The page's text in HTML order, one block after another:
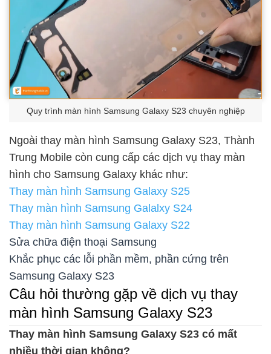
Quy trình màn hình Samsung Galaxy S23 chuyên nghiệp
Ngoài thay màn hình Samsung Galaxy S23, Thành
Trung Mobile còn cung cấp các dịch vụ thay màn
hình cho Samsung Galaxy khác như:
Thay màn hình Samsung Galaxy S25
Thay màn hình Samsung Galalxy S24
Thay màn hình Samsung Galaxy S22
Sửa chữa điện thoại Samsung
Khắc phục các lỗi phần mềm, phần cứng trên
Samsung Galaxy S23
Câu hỏi thường gặp về dịch vụ thay
màn hình Samsung Galaxy S23
Thay màn hình Samsung Galaxy S23 có mất
nhiều thời gian không?